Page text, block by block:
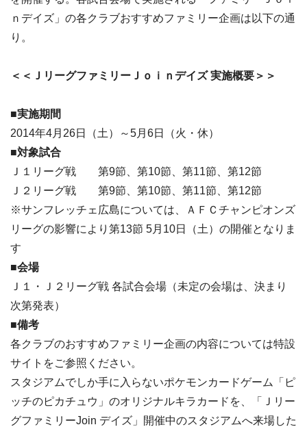
ｎデイズ」の各クラブおすすめファミリー企画は以下の通
り。
＜＜ＪリーグファミリーＪｏｉｎデイズ 実施概要＞＞
■実施期間
2014年4月26日（土）～5月6日（火・休）
■対象試合
Ｊ１リーグ戦 第9節、第10節、第11節、第12節
Ｊ２リーグ戦 第9節、第10節、第11節、第12節
※サンフレッチェ広島については、ＡＦＣチャンピオンズ
リーグの影響により第13節 5月10日（土）の開催となりま
す
■会場
Ｊ１・Ｊ２リーグ戦 各試合会場（未定の会場は、決まり
次第発表）
■備考
各クラブのおすすめファミリー企画の内容については特設
サイトをご参照ください。
スタジアムでしか手に入らないポケモンカードゲーム「ピ
ッチのピカチュウ」のオリジナルキラカードを、「Ｊリー
グファミリーJoin デイズ」開催中のスタジアムへ来場した